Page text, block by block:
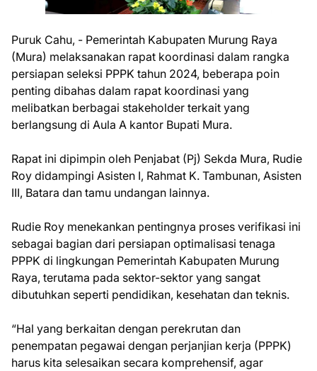
Puruk Cahu, - Pemerintah Kabupaten Murung Raya
(Mura) melaksanakan rapat koordinasi dalam rangka
persiapan seleksi PPPK tahun 2024, beberapa poin
penting dibahas dalam rapat koordinasi yang
melibatkan berbagai stakeholder terkait yang
berlangsung di Aula A kantor Bupati Mura.
Rapat ini dipimpin oleh Penjabat (Pj) Sekda Mura, Rudie
Roy didampingi Asisten I, Rahmat K. Tambunan, Asisten
III, Batara dan tamu undangan lainnya.
Rudie Roy menekankan pentingnya proses verifikasi ini
sebagai bagian dari persiapan optimalisasi tenaga
PPPK di lingkungan Pemerintah Kabupaten Murung
Raya, terutama pada sektor-sektor yang sangat
dibutuhkan seperti pendidikan, kesehatan dan teknis.
“Hal yang berkaitan dengan perekrutan dan
penempatan pegawai dengan perjanjian kerja (PPPK)
harus kita selesaikan secara komprehensif, agar